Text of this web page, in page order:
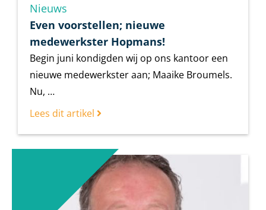
Nieuws
Even voorstellen; nieuwe
medewerkster Hopmans!
Begin juni kondigden wij op ons kantoor een
nieuwe medewerkster aan; Maaike Broumels.
Nu, …
Lees dit artikel